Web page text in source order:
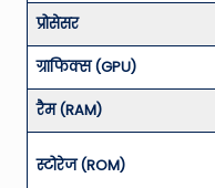
प्रोसेसर
ग्राफिक्स (GPU)
रैम (RAM)
स्टोरेज (ROM)